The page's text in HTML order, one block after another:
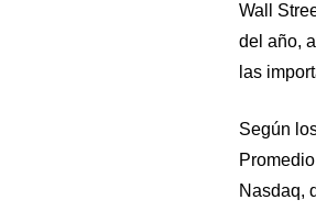
Wall
del año,
las
Según
Nasdaq,